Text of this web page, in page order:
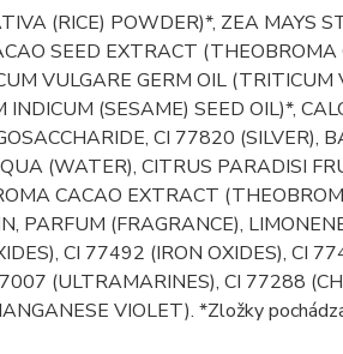
(RICE) POWDER)*, ZEA MAYS
SEED EXTRACT (THEOBROMA
VULGARE GERM OIL
(SESAME) SEED OIL)*,
CI 77820 (SILVER),
(WATER), CITRUS PARADISI
CACAO EXTRACT
PARFUM (FRAGRANCE),
CI 77492 (IRON OXIDES), CI
(ULTRAMARINES), CI 77288
VIOLET). *Zložky